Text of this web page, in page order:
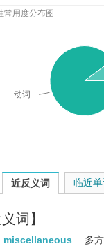
砂岩和砾岩分
常用度分布图
动词
的相关资料：
近反义词
义词】
miscellaneous 多
临近单